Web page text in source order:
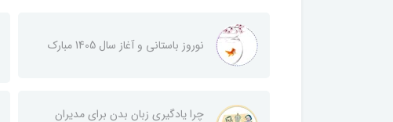
نوروز باستانی و آغاز سال 1405 مبارک
چرا یادگیری زبان بدن برای مدیران